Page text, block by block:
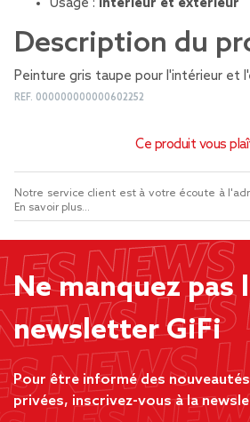
Usage : intérieur et extérieur
Description du
Peinture gris taupe pour l'intérieur et
REF. 000000000000602252
Ce produit vous
Notre service client est à votre écoute à
En savoir plus...
Ne manquez pas
newsletter GiFi
Pour être informé des
privées, inscrivez-vous à la